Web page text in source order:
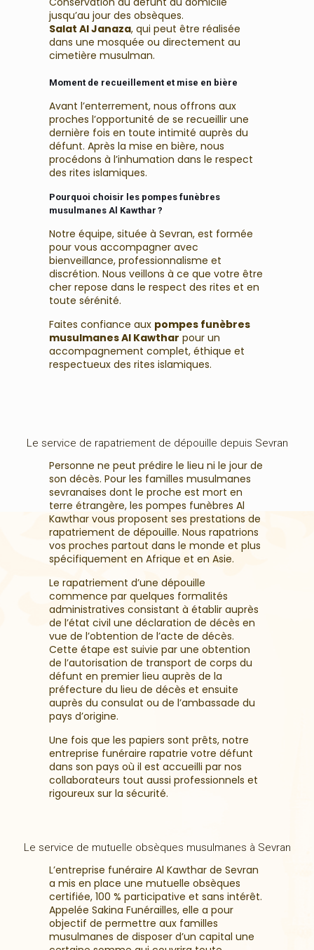
jusqu’au jour des obsèques.
Salat Al Janaza, qui peut être réalisée
dans une mosquée ou directement au
cimetière musulman.
Moment de recueillement et mise en bière
Avant l’enterrement, nous offrons aux
proches l’opportunité de se recueillir une
dernière fois en toute intimité auprès du
défunt. Après la mise en bière, nous
procédons à l’inhumation dans le respect
des rites islamiques.
Pourquoi choisir les pompes funèbres
musulmanes Al Kawthar ?
Notre équipe, située à Sevran, est formée
pour vous accompagner avec
bienveillance, professionnalisme et
discrétion. Nous veillons à ce que votre être
cher repose dans le respect des rites et en
toute sérénité.
Faites confiance aux pompes funèbres
musulmanes Al Kawthar pour un
accompagnement complet, éthique et
respectueux des rites islamiques.
Le service de rapatriement de dépouille depuis Sevran
Personne ne peut prédire le lieu ni le jour de
son décès. Pour les familles musulmanes
sevranaises dont le proche est mort en
terre étrangère, les pompes funèbres Al
Kawthar vous proposent ses prestations de
rapatriement de dépouille. Nous rapatrions
vos proches partout dans le monde et plus
spécifiquement en Afrique et en Asie.
Le rapatriement d’une dépouille
commence par quelques formalités
administratives consistant à établir auprès
de l’état civil une déclaration de décès en
vue de l’obtention de l’acte de décès.
Cette étape est suivie par une obtention
de l’autorisation de transport de corps du
défunt en premier lieu auprès de la
préfecture du lieu de décès et ensuite
auprès du consulat ou de l’ambassade du
pays d’origine.
Une fois que les papiers sont prêts, notre
entreprise funéraire rapatrie votre défunt
dans son pays où il est accueilli par nos
collaborateurs tout aussi professionnels et
rigoureux sur la sécurité.
Le service de mutuelle obsèques musulmanes à Sevran
L’entreprise funéraire Al Kawthar de Sevran
a mis en place une mutuelle obsèques
certifiée, 100 % participative et sans intérêt.
Appelée Sakina Funérailles, elle a pour
objectif de permettre aux familles
musulmanes de disposer d’un capital une